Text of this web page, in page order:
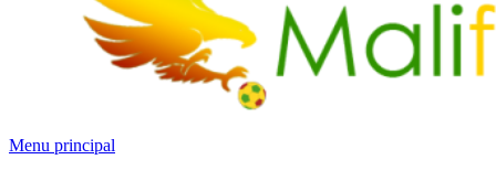
Menu principal